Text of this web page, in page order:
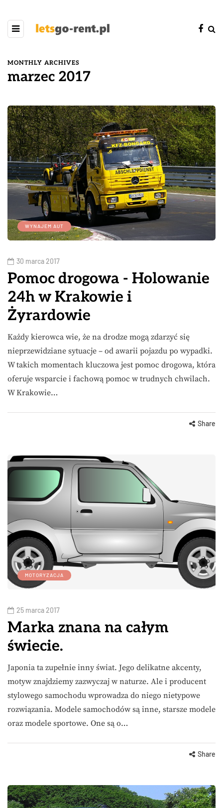
MONTHLY ARCHIVES
marzec 2017
WYNAJEM AUT
30 marca 2017
Pomoc drogowa - Holowanie
24h w Krakowie i
Żyrardowie
Każdy kierowca wie, że na drodze mogą zdarzyć się
nieprzewidziane sytuacje – od awarii pojazdu po wypadki.
W takich momentach kluczowa jest pomoc drogowa, która
oferuje wsparcie i fachową pomoc w trudnych chwilach.
W Krakowie…
Share
MOTORYZACJA
25 marca 2017
Marka znana na całym
świecie.
Japonia ta zupełnie inny świat. Jego delikatne akcenty,
motyw znajdziemy zazwyczaj w naturze. Ale i producent
stylowego samochodu wprowadza do niego nietypowe
rozwiązania. Modele samochodów są inne, starsze modele
oraz modele sportowe. One są o…
Share